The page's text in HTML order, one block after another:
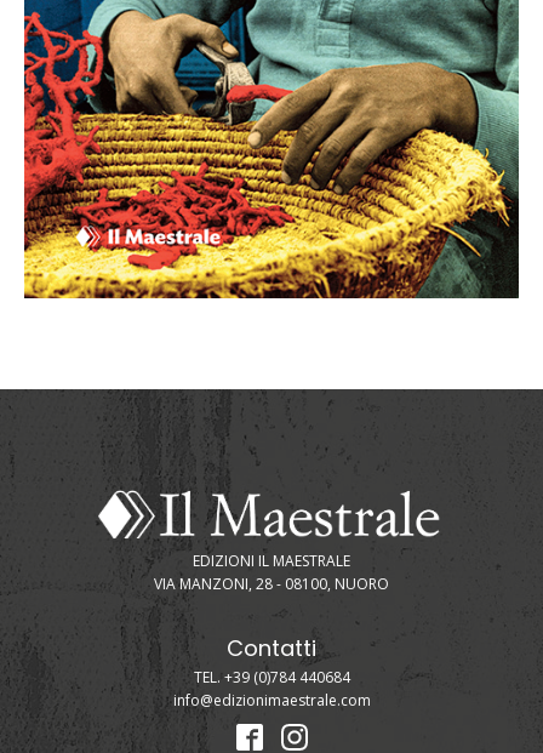
EDIZIONI IL MAESTRALE
VIA MANZONI, 28 - 08100, NUORO
Contatti
TEL. +39 (0)784 440684
info@edizionimaestrale.com